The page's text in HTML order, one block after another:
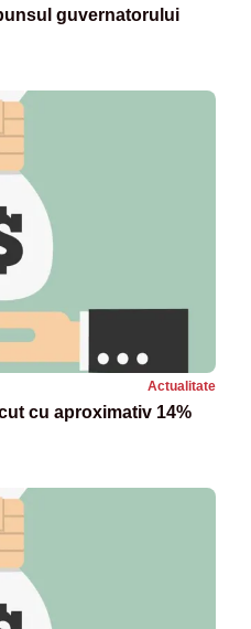
guvernatorului
Actualitate
cu aproximativ 14%